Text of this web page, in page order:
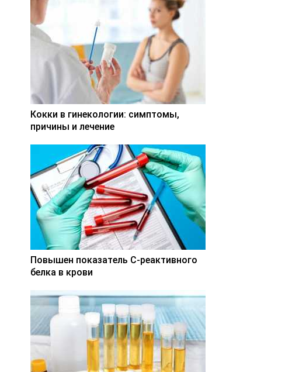
Кокки в гинекологии: симптомы,
причины и лечение
Повышен показатель С-реактивного
белка в крови